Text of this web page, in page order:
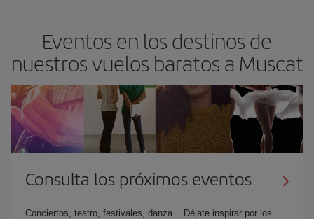
Eventos en los destinos de
nuestros vuelos baratos a Muscat
Consulta los próximos eventos
Conciertos, teatro, festivales, danza... Déjate inspirar por los